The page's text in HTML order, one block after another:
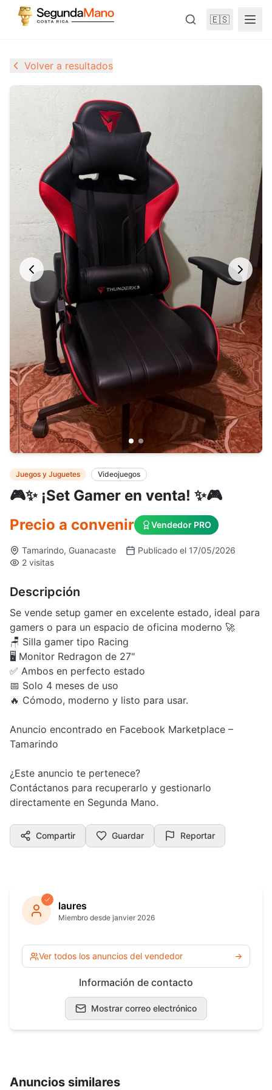
🇪🇸
Volver a resultados
🎮✨ ¡Set Gamer en venta! ✨🎮
Juegos y Juguetes Videojuegos
Precio a convenir Vendedor PRO
Tamarindo, Guanacaste
Publicado el 17/05/2026
2 visitas
Descripción
Se vende setup gamer en excelente estado, ideal para
gamers o para un espacio de oficina moderno 🚀
🪑 Silla gamer tipo Racing
🖥️ Monitor Redragon de 27"
✅ Ambos en perfecto estado
📅 Solo 4 meses de uso
🔥 Cómodo, moderno y listo para usar.
Anuncio encontrado en Facebook Marketplace –
Tamarindo
¿Este anuncio te pertenece?
Contáctanos para recuperarlo y gestionarlo
directamente en Segunda Mano.
Compartir Guardar Reportar
laures
Miembro desde janvier 2026
Ver todos los anuncios del vendedor →
Información de contacto
Mostrar correo electrónico
Anuncios similares